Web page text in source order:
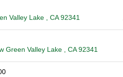
Valley Lake , CA 92341
Green Valley Lake , CA 92341